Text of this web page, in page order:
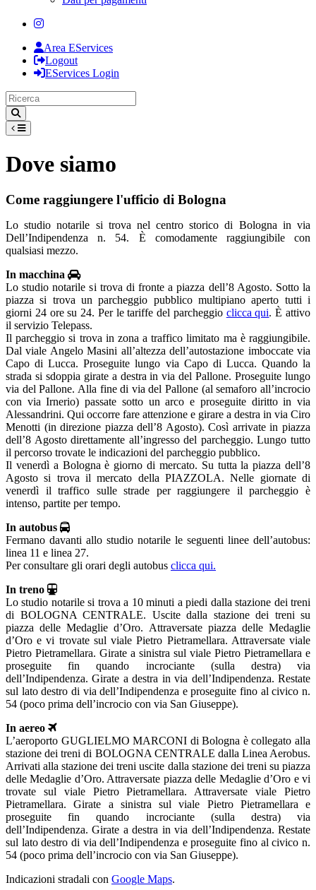
Area EServices
Logout
EServices Login
Dove siamo
Come raggiungere l'ufficio di Bologna
Lo studio notarile si trova nel centro storico di Bologna in via
Dell’Indipendenza n. 54. È comodamente raggiungibile con
qualsiasi mezzo.
In macchina
Lo studio notarile si trova di fronte a piazza dell’8 Agosto. Sotto la
piazza si trova un parcheggio pubblico multipiano aperto tutti i
giorni 24 ore su 24. Per le tariffe del parcheggio clicca qui. È attivo
il servizio Telepass.
Il parcheggio si trova in zona a traffico limitato ma è raggiungibile.
Dal viale Angelo Masini all’altezza dell’autostazione imboccate via
Capo di Lucca. Proseguite lungo via Capo di Lucca. Quando la
strada si sdoppia girate a destra in via del Pallone. Proseguite lungo
via del Pallone. Alla fine di via del Pallone (al semaforo all’incrocio
con via Irnerio) passate sotto un arco e proseguite diritto in via
Alessandrini. Qui occorre fare attenzione e girare a destra in via Ciro
Menotti (in direzione piazza dell’8 Agosto). Così arrivate in piazza
dell’8 Agosto direttamente all’ingresso del parcheggio. Lungo tutto
il percorso trovate le indicazioni del parcheggio pubblico.
Il venerdì a Bologna è giorno di mercato. Su tutta la piazza dell’8
Agosto si trova il mercato della PIAZZOLA. Nelle giornate di
venerdì il traffico sulle strade per raggiungere il parcheggio è
intenso, partite per tempo.
In autobus
Fermano davanti allo studio notarile le seguenti linee dell’autobus:
linea 11 e linea 27.
Per consultare gli orari degli autobus clicca qui.
In treno
Lo studio notarile si trova a 10 minuti a piedi dalla stazione dei treni
di BOLOGNA CENTRALE. Uscite dalla stazione dei treni su
piazza delle Medaglie d’Oro. Attraversate piazza delle Medaglie
d’Oro e vi trovate sul viale Pietro Pietramellara. Attraversate viale
Pietro Pietramellara. Girate a sinistra sul viale Pietro Pietramellara e
proseguite fin quando incrociante (sulla destra) via
dell’Indipendenza. Girate a destra in via dell’Indipendenza. Restate
sul lato destro di via dell’Indipendenza e proseguite fino al civico n.
54 (poco prima dell’incrocio con via San Giuseppe).
In aereo
L’aeroporto GUGLIELMO MARCONI di Bologna è collegato alla
stazione dei treni di BOLOGNA CENTRALE dalla Linea Aerobus.
Arrivati alla stazione dei treni uscite dalla stazione dei treni su piazza
delle Medaglie d’Oro. Attraversate piazza delle Medaglie d’Oro e vi
trovate sul viale Pietro Pietramellara. Attraversate viale Pietro
Pietramellara. Girate a sinistra sul viale Pietro Pietramellara e
proseguite fin quando incrociante (sulla destra) via
dell’Indipendenza. Girate a destra in via dell’Indipendenza. Restate
sul lato destro di via dell’Indipendenza e proseguite fino al civico n.
54 (poco prima dell’incrocio con via San Giuseppe).
Indicazioni stradali con Google Maps.